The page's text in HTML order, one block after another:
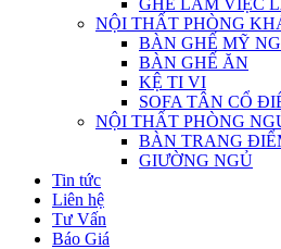
NỘI THẤT PHÒNG
BÀN GHẾ MỸ
BÀN GHẾ ĂN
KỆ TI VI
SOFA TÂN CỔ
NỘI THẤT PHÒNG
BÀN TRANG
GIƯỜNG NGỦ
Tin tức
Liên hệ
Tư Vấn
Báo Giá